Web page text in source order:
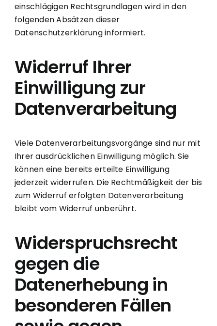
einschlägigen Rechtsgrundlagen wird in den
folgenden Absätzen dieser
Datenschutzerklärung informiert.
Widerruf Ihrer
Einwilligung zur
Datenverarbeitung
Viele Datenverarbeitungsvorgänge sind nur mit
Ihrer ausdrücklichen Einwilligung möglich. Sie
können eine bereits erteilte Einwilligung
jederzeit widerrufen. Die Rechtmäßigkeit der bis
zum Widerruf erfolgten Datenverarbeitung
bleibt vom Widerruf unberührt.
Widerspruchsrecht
gegen die
Datenerhebung in
besonderen Fällen